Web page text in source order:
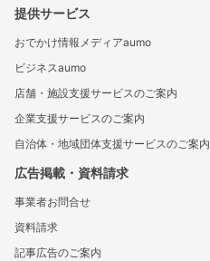
提供サービス
おでかけ情報メディアaumo
ビジネスaumo
店舗・施設支援サービスのご案内
企業支援サービスのご案内
自治体・地域団体支援サービスのご案内
広告掲載・資料請求
事業者お問合せ
資料請求
記事広告のご案内